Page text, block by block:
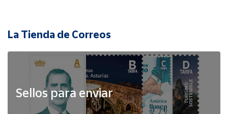
La Tienda de Correos
Sellos para enviar